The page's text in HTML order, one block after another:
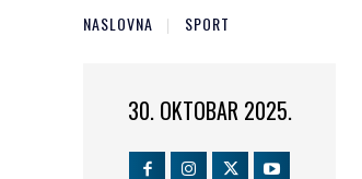
NASLOVNA SPORT
30. OKTOBAR 2025.